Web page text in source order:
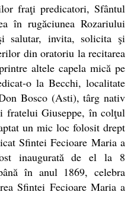
fraţi predicatori, Sfântul
în rugăciunea Rozariului
salutar, invita, solicita şi
din oratoriu la recitarea
altele capela mică pe
o la Becchi, localitate
Bosco (Asti), târg nativ
fratelui Giuseppe, în colţul
un mic loc folosit drept
Sfintei Fecioare Maria a
inaugurată de el la 8
în anul 1869, celebra
Sfintei Fecioare Maria a